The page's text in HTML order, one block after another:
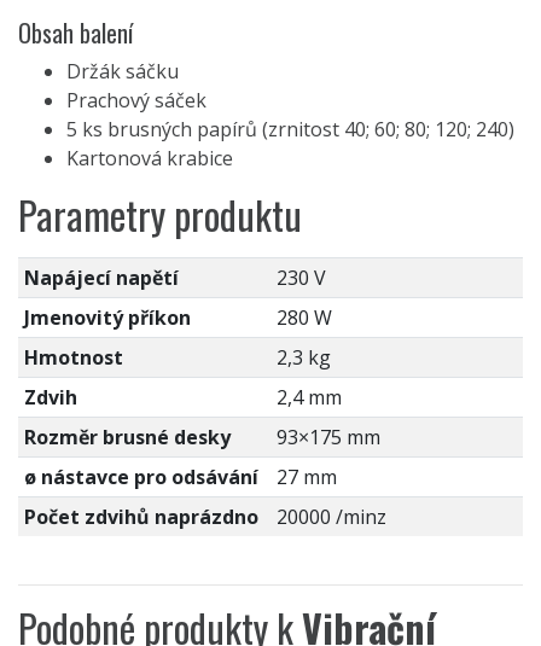
Obsah balení
Držák sáčku
Prachový sáček
5 ks brusných papírů (zrnitost 40; 60; 80; 120; 240)
Kartonová krabice
Parametry produktu
Napájecí napětí
230 V
Jmenovitý příkon
280 W
Hmotnost
2,3 kg
Zdvih
2,4 mm
Rozměr brusné desky
93×175 mm
ø nástavce pro odsávání
27 mm
Počet zdvihů naprázdno
20000 /minz
Podobné produkty kVibrační